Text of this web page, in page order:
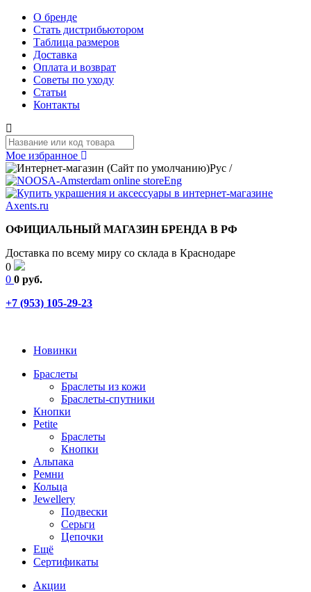
О бренде
Стать дистрибьютором
Таблица размеров
Доставка
Оплата и возврат
Советы по уходу
Статьи
Контакты
Мое избранное
Рус /
Eng
ОФИЦИАЛЬНЫЙ МАГАЗИН БРЕНДА В РФ
Доставка по всему миру со склада в Краснодаре
0
0 0 руб.
+7 (953) 105-29-23
Новинки
Браслеты
Браслеты из кожи
Браслеты-спутники
Кнопки
Petite
Браслеты
Кнопки
Альпака
Ремни
Кольца
Jewellery
Подвески
Серьги
Цепочки
Ещё
Сертификаты
Акции